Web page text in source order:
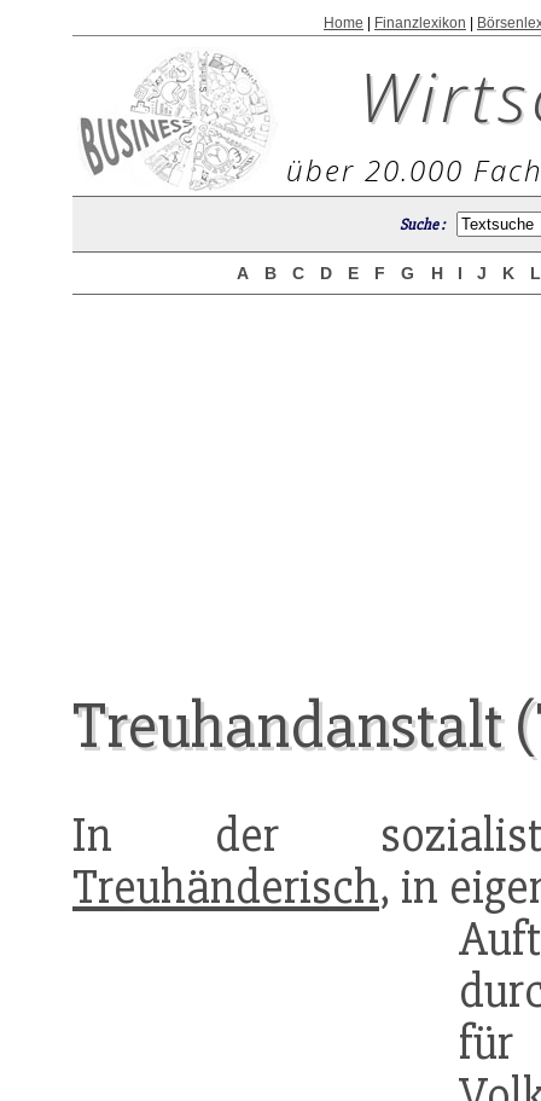
Home Finanzlexikon
über 20.000
Suche :
A B C D E F G H I J K
Treuhandanstalt
In der
Treuhänderisch, in